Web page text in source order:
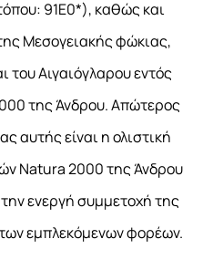
91Ε0*), καθώς και
Μεσογειακής φώκιας,
του Αιγαιόγλαρου εντός
της Άνδρου. Απώτερος
αυτής είναι η ολιστική
Natura 2000 της Άνδρου
ενεργή συμμετοχή της
εμπλεκόμενων φορέων.